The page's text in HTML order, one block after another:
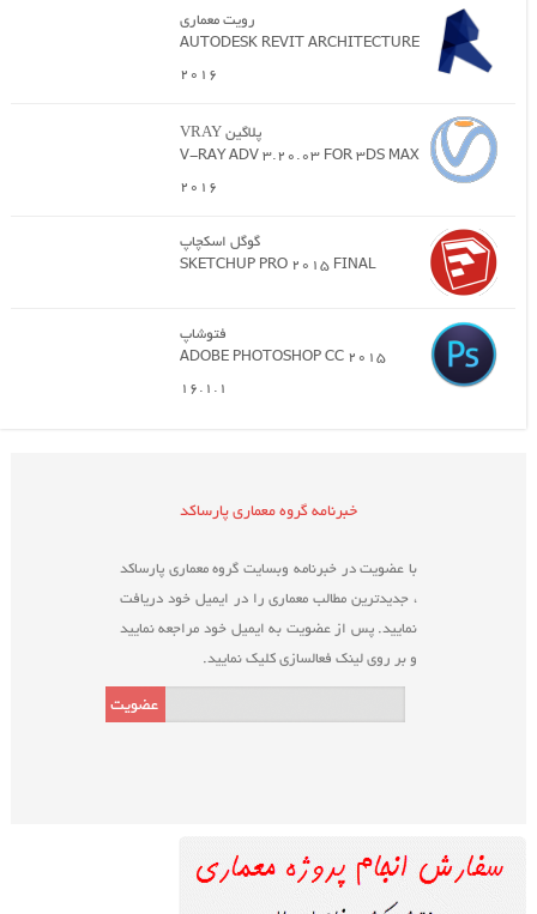
رویت معماری
AUTODESK REVIT ARCHITECTURE
2016
پلاگین VRAY
V-RAY ADV 3.20.03 FOR 3DS MAX
2016
گوگل اسکچاپ
SKETCHUP PRO 2015 FINAL
فتوشاپ
ADOBE PHOTOSHOP CC 2015
16.1.1
خبرنامه گروه معماری پارساکد
با عضویت در خبرنامه وبسایت گروه معماری پارساکد
، جدیدترین مطالب معماری را در ایمیل خود دریافت
نمایید. پس از عضویت به ایمیل خود مراجعه نمایید
و بر روی لینک فعالسازی کلیک نمایید.